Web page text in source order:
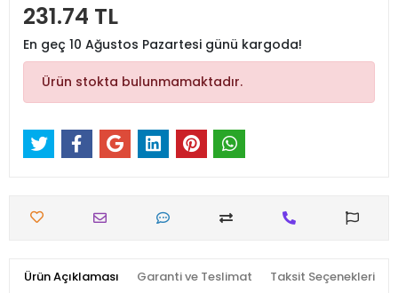
231.74 TL
En geç 10 Ağustos Pazartesi günü kargoda!
Ürün stokta bulunmamaktadır.
Ürün Açıklaması Garanti ve Teslimat Taksit Seçenekleri